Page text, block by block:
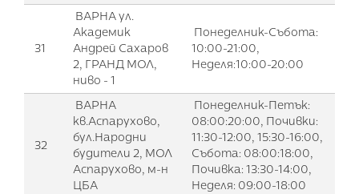
31
ВАРНА ул.
Академик
Андрей Сахаров
2, ГРАНД МОЛ,
ниво - 1
Понеделник-Събота:
10:00-21:00,
Неделя:10:00-20:00
32
ВАРНА
кв.Аспарухово,
бул.Народни
будители 2, МОЛ
Аспарухово, м-н
ЦБА
Понеделник-Петък:
08:00:20:00, Почивки:
11:30-12:00, 15:30-16:00,
Събота: 08:00:18:00,
Почивка: 13:30-14:00,
Неделя: 09:00-18:00